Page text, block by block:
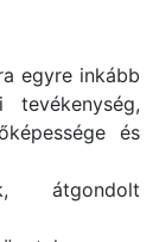
egyre inkább
és
átgondolt